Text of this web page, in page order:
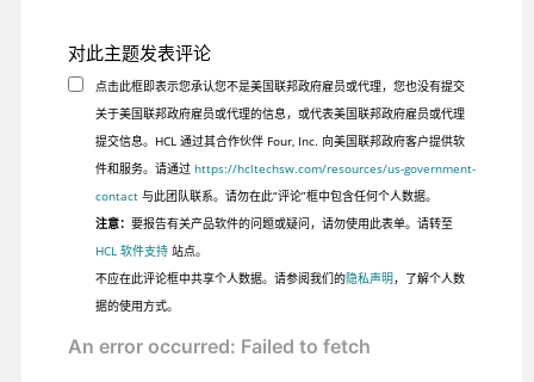
对此主题发表评论
点击此框即表示您承认您不是美国联邦政府雇员或代理，您也没有提交
关于美国联邦政府雇员或代理的信息，或代表美国联邦政府雇员或代理
提交信息。HCL 通过其合作伙伴 Four, Inc. 向美国联邦政府客户提供软
件和服务。请通过 https://hcltechsw.com/resources/us-government-
contact与此团队联系。请勿在此“评论”框中包含任何个人数据。
注意： 要报告有关产品软件的问题或疑问，请勿使用此表单。请转至
HCL 软件支持站点。
不应在此评论框中共享个人数据。请参阅我们的隐私声明，了解个人数
据的使用方式。